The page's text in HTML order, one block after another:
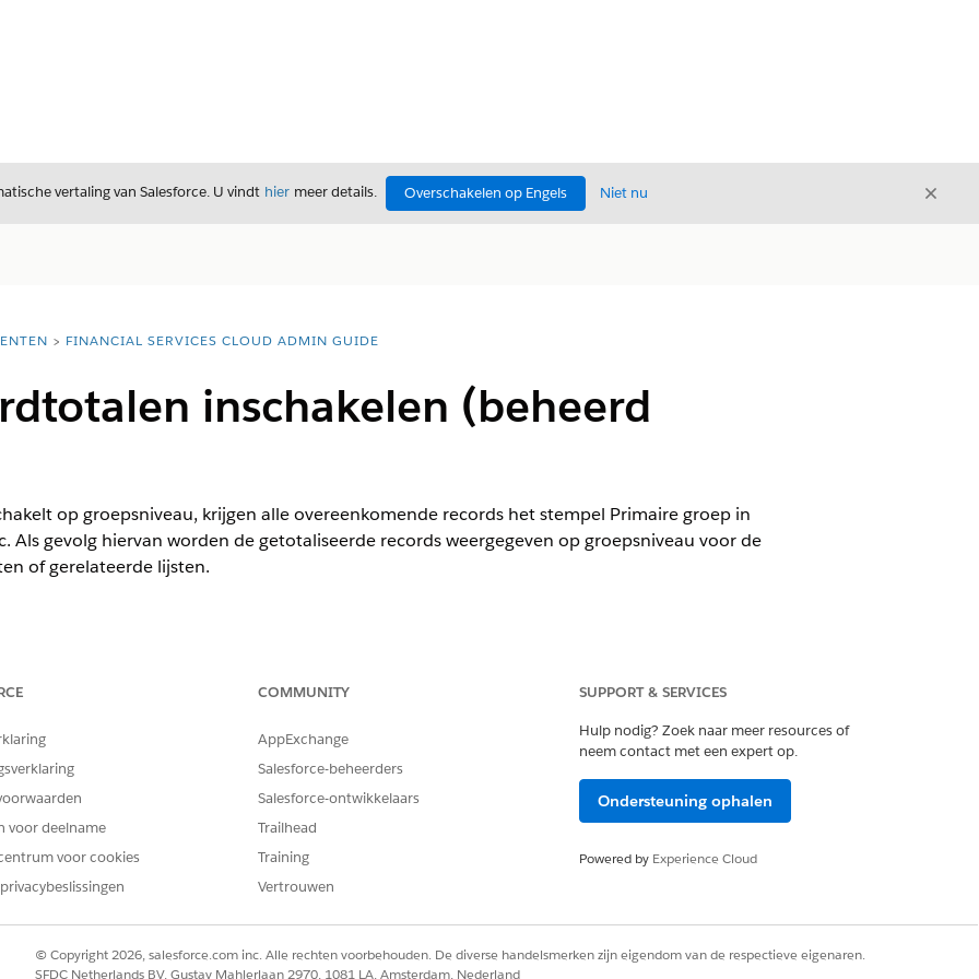
vertaling van Salesforce. U vindt hier meer details. Overschakelen op Engels Niet nu Sluiten
FINANCIAL SERVICES CLOUD ADMIN GUIDE
inschakelen (beheerd
op groepsniveau, krijgen alle overeenkomende records het stempel Primaire groep in
Als gevolg hiervan worden de getotaliseerde records weergegeven op groepsniveau voor de
of gerelateerde lijsten.
het beheerde pakket Financial Services Cloud.
instellingen in het vak Snel zoeken in en selecteer vervolgens
inschakelen.
OPGELOST?
voor deelname
voor cookies
COMMUNITY
AppExchange
Salesforce-beheerders
Salesforce-ontwikkelaars
Trailhead
Training
Vertrouwen
SUPPORT & SERVICES
Hulp nodig? Zoek naar meer resources of
neem contact met een expert op.
Ondersteuning ophalen
Powered by Experience Cloud
© Copyright 2026, salesforce.com inc. Alle rechten voorbehouden. De diverse handelsmerken zijn eigendom van de respectieve eigenaren.
SFDC Netherlands BV, Gustav Mahlerlaan 2970, 1081 LA, Amsterdam, Nederland